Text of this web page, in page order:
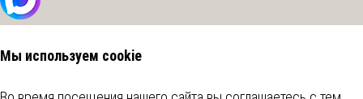
Мы используем cookie